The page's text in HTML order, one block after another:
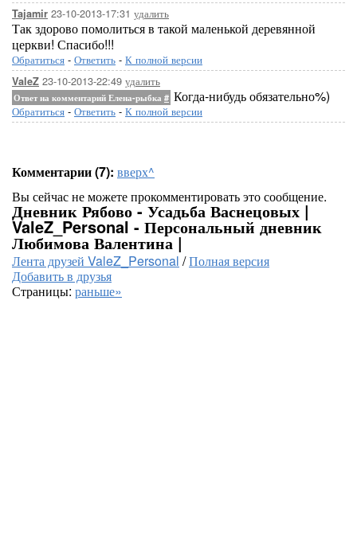
Tajamir 23-10-2013-17:31 удалить
Так здорово помолиться в такой маленькой деревянной
церкви! Спасибо!!!
Обратиться - Ответить - К полной версии
ValeZ 23-10-2013-22:49 удалить
Ответ на комментарий Елена-рыбка # Когда-нибудь обязательно%)
Обратиться - Ответить - К полной версии
Комментарии (7): вверх^
Вы сейчас не можете прокомментировать это сообщение.
Дневник Рябово - Усадьба Васнецовых |
ValeZ_Personal - Персональный дневник
Любимова Валентина |
Лента друзей ValeZ_Personal /Полная версия
Добавить в друзья
Страницы: раньше»